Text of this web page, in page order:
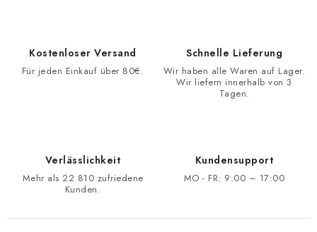
Kostenloser Versand
Für jeden Einkauf über 80€.
Schnelle Lieferung
Wir haben alle Waren auf Lager.
Wir liefern innerhalb von 3
Tagen.
Verlässlichkeit
Mehr als 22 810 zufriedene
Kunden.
Kundensupport
MO - FR: 9:00 – 17:00